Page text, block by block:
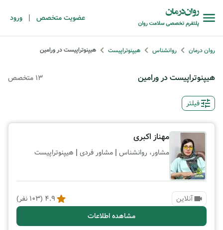
عضویت متخصص | ورود
روان درمان روانشناس هیپنوتراپیست هیپنوتراپیست در ورامین
هیپنوتراپیست در ورامین 13 متخصص
فیلتر
مهناز اکبری
مشاور، روانشناس | مشاور فردی | هیپنوتراپیست
آنلاین 4.9
(
103 نفر)
مشاهده اطلاعات